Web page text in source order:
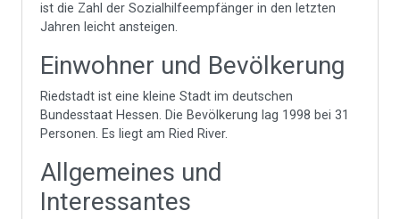
ist die Zahl der Sozialhilfeempfänger in den letzten
Jahren leicht ansteigen.
Einwohner und Bevölkerung
Riedstadt ist eine kleine Stadt im deutschen
Bundesstaat Hessen. Die Bevölkerung lag 1998 bei 31
Personen. Es liegt am Ried River.
Allgemeines und
Interessantes